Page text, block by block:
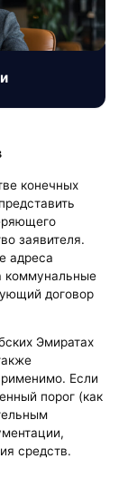
конечных
заявителя.
адреса
коммунальные
договор
Эмиратах
Если
порог (как
средств.